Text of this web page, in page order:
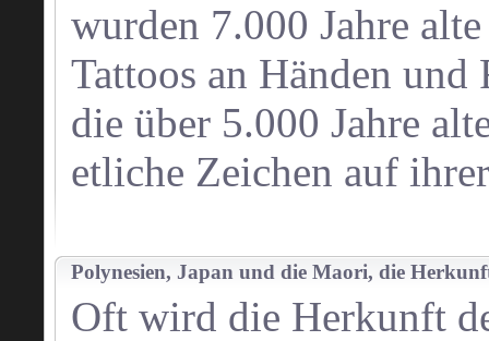
wurden 7.000 Jahre
Tattoos an Händen und
die über 5.000 Jahre
etliche Zeichen auf
Polynesien, Japan und die Maori, die
Oft wird die Herkunft